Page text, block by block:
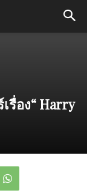
รื่อง“ Harry